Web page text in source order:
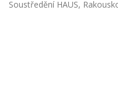
Soustředění HAUS,